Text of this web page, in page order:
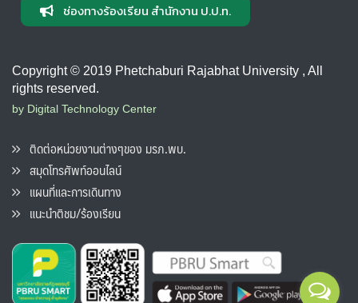
ช่องทางร้องเรียน สำนักงาน ป.ป.ท.
Copyright © 2019 Phetchaburi Rajabhat University , All
rights reserved.
by Digital Technology Center
ติดต่อหน่วยงานต่างๆของ มรภ.พบ.
สมุดโทรศัพท์ออนไลน์
แผนที่และการเดินทาง
แนะนำติชม/ร้องเรียน